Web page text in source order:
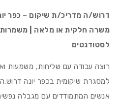
דרוש/ה מדריכ/ת שיקום – כפר
משרה חלקית או מלאה | משמרות
לסטודנטים
רוצה עבודה עם שליחות, משמעות
למסגרת שיקומית בכפר יונה
אנשים המתמודדים עם מגבלה